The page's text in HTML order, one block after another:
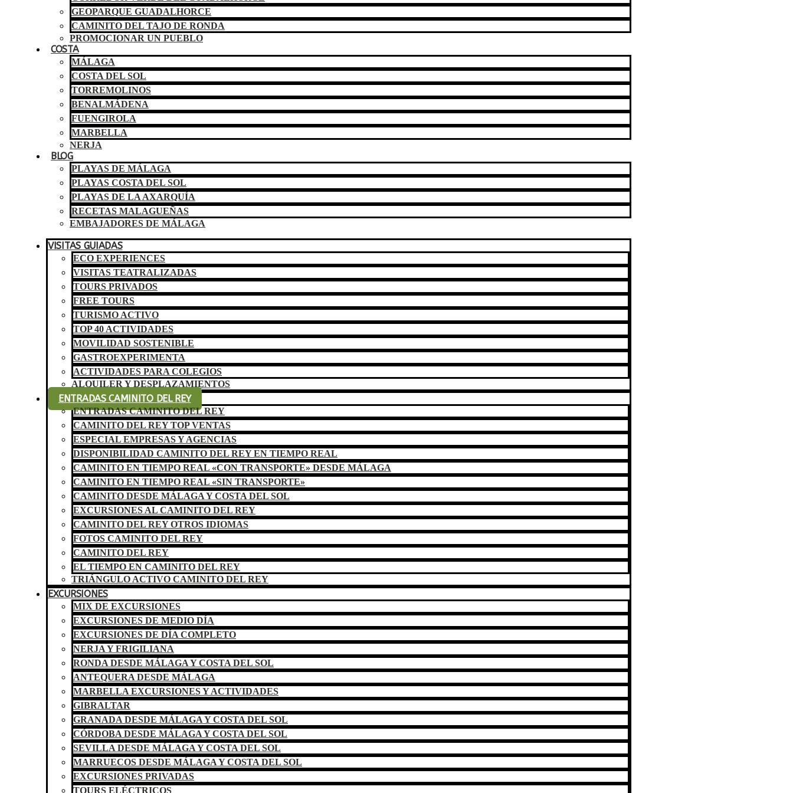
GEOPARQUE GUADALHORCE
CAMINITO DEL TAJO DE RONDA
PROMOCIONAR UN PUEBLO
COSTA
MÁLAGA
COSTA DEL SOL
TORREMOLINOS
BENALMÁDENA
FUENGIROLA
MARBELLA
NERJA
BLOG
PLAYAS DE MÁLAGA
PLAYAS COSTA DEL SOL
PLAYAS DE LA AXARQUÍA
RECETAS MALAGUEÑAS
EMBAJADORES DE MÁLAGA
VISITAS GUIADAS
ECO EXPERIENCES
VISITAS TEATRALIZADAS
TOURS PRIVADOS
FREE TOURS
TURISMO ACTIVO
TOP 40 ACTIVIDADES
MOVILIDAD SOSTENIBLE
GASTROEXPERIMENTA
ACTIVIDADES PARA COLEGIOS
ALQUILER Y DESPLAZAMIENTOS
ENTRADAS CAMINITO DEL REY
ENTRADAS CAMINITO DEL REY
CAMINITO DEL REY TOP VENTAS
ESPECIAL EMPRESAS Y AGENCIAS
DISPONIBILIDAD CAMINITO DEL REY EN TIEMPO REAL
CAMINITO EN TIEMPO REAL «CON TRANSPORTE» DESDE MÁLAGA
CAMINITO EN TIEMPO REAL «SIN TRANSPORTE»
CAMINITO DESDE MÁLAGA Y COSTA DEL SOL
EXCURSIONES AL CAMINITO DEL REY
CAMINITO DEL REY OTROS IDIOMAS
FOTOS CAMINITO DEL REY
CAMINITO DEL REY
EL TIEMPO EN CAMINITO DEL REY
TRIÁNGULO ACTIVO CAMINITO DEL REY
EXCURSIONES
MIX DE EXCURSIONES
EXCURSIONES DE MEDIO DÍA
EXCURSIONES DE DÍA COMPLETO
NERJA Y FRIGILIANA
RONDA DESDE MÁLAGA Y COSTA DEL SOL
ANTEQUERA DESDE MÁLAGA
MARBELLA EXCURSIONES Y ACTIVIDADES
GIBRALTAR
GRANADA DESDE MÁLAGA Y COSTA DEL SOL
CÓRDOBA DESDE MÁLAGA Y COSTA DEL SOL
SEVILLA DESDE MÁLAGA Y COSTA DEL SOL
MARRUECOS DESDE MÁLAGA Y COSTA DEL SOL
EXCURSIONES PRIVADAS
TOURS ELÉCTRICOS